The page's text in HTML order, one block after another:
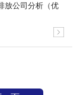
放公司分析（优